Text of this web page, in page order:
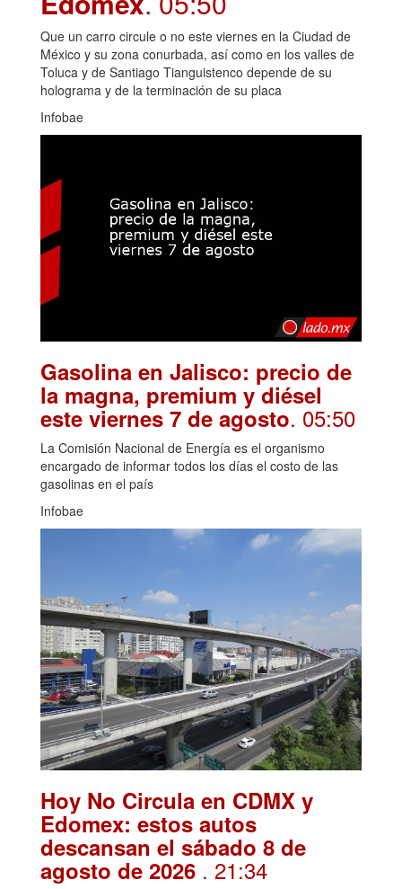
Que un carro circule o no este viernes en la Ciudad de
México y su zona conurbada, así como en los valles de
Toluca y de Santiago Tianguistenco depende de su
holograma y de la terminación de su placa
Infobae
Gasolina en Jalisco: precio de
la magna, premium y diésel
este viernes 7 de agosto. 05:50
La Comisión Nacional de Energía es el organismo
encargado de informar todos los días el costo de las
gasolinas en el país
Infobae
Hoy No Circula en CDMX y
Edomex: estos autos
descansan el sábado 8 de
agosto de 2026 . 21:34